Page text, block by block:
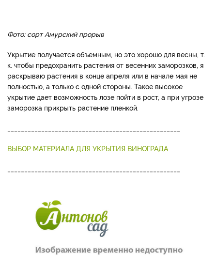
Фото: сорт Амурский прорыв
Укрытие получается объемным, но это хорошо для весны, т.
к. чтобы предохранить растения от весенних заморозков, я
раскрываю растения в конце апреля или в начале мая не
полностью, а только с одной стороны. Такое высокое
укрытие дает возможность лозе пойти в рост, а при угрозе
заморозка прикрыть растение пленкой.
ВЫБОР МАТЕРИАЛА ДЛЯ УКРЫТИЯ ВИНОГРАДА